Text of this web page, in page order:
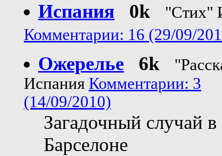
Испания
0k
"Стих"
Комментарии: 16 (29/09/
Ожерелье 6k
Испания Комментарии: 3
(14/09/2010)
Загадочный случай в
Барселоне